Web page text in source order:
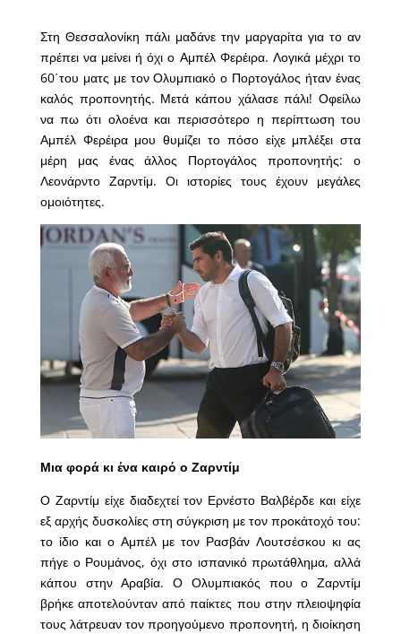
Στη Θεσσαλονίκη πάλι μαδάνε την μαργαρίτα για το αν
πρέπει να μείνει ή όχι ο Αμπέλ Φερέιρα. Λογικά μέχρι το
60΄του ματς με τον Ολυμπιακό ο Πορτογάλος ήταν ένας
καλός προπονητής. Μετά κάπου χάλασε πάλι! Οφείλω
να πω ότι ολοένα και περισσότερο η περίπτωση του
Αμπέλ Φερέιρα μου θυμίζει το πόσο είχε μπλέξει στα
μέρη μας ένας άλλος Πορτογάλος προπονητής: ο
Λεονάρντο Ζαρντίμ. Οι ιστορίες τους έχουν μεγάλες
ομοιότητες.
Μια φορά κι ένα καιρό ο Ζαρντίμ
Ο Ζαρντίμ είχε διαδεχτεί τον Ερνέστο Βαλβέρδε και είχε
εξ αρχής δυσκολίες στη σύγκριση με τον προκάτοχό του:
το ίδιο και ο Αμπέλ με τον Ρασβάν Λουτσέσκου κι ας
πήγε ο Ρουμάνος, όχι στο ισπανικό πρωτάθλημα, αλλά
κάπου στην Αραβία. Ο Ολυμπιακός που ο Ζαρντίμ
βρήκε αποτελούνταν από παίκτες που στην πλειοψηφία
τους λάτρευαν τον προηγούμενο προπονητή, η διοίκηση